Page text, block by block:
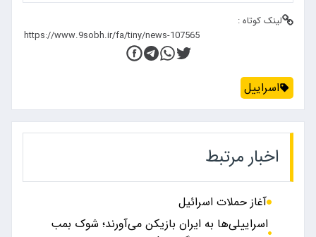
لینک کوتاه :
اسراییل
اخبار مرتبط
آغاز حملات اسرائیل
اسراییلی‌ها به ایران بازیکن می‌آورند؛ شوک بمب